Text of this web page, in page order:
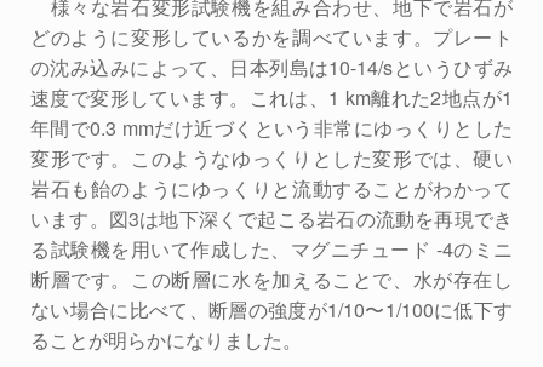
様々な岩石変形試験機を組み合わせ、地下で岩石が
どのように変形しているかを調べています。プレート
の沈み込みによって、日本列島は10-14/sというひずみ
速度で変形しています。これは、1 km離れた2地点が1
年間で0.3 mmだけ近づくという非常にゆっくりとした
変形です。このようなゆっくりとした変形では、硬い
岩石も飴のようにゆっくりと流動することがわかって
います。図3は地下深くで起こる岩石の流動を再現でき
る試験機を用いて作成した、マグニチュード -4のミニ
断層です。この断層に水を加えることで、水が存在し
ない場合に比べて、断層の強度が1/10〜1/100に低下す
ることが明らかになりました。